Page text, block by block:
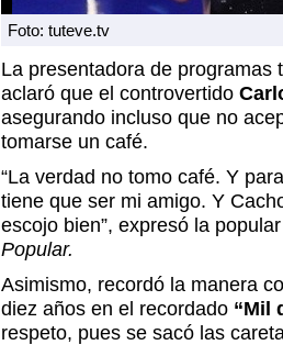
Foto: tuteve.tv
La presentadora de programas
aclaró que el controvertido
asegurando incluso que no
tomarse un café.
“La verdad no tomo café. Y
tiene que ser mi amigo. Y
escojo bien”, expresó la popular
Popular.
Asimismo, recordó la manera
diez años en el recordado “Mil
respeto, pues se sacó las